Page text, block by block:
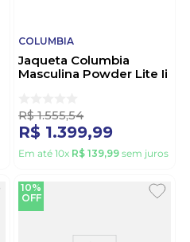
COLUMBIA
Jaqueta Columbia
Masculina Powder Lite Ii
R$ 1.555,54
R$ 1.399,99
Em até 10x R$ 139,99 sem juros
10%
OFF